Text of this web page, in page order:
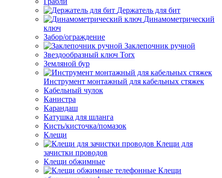
Держатель для бит
Динамометрический
ключ
Забор/ограждение
Заклепочник ручной
Звездообразный ключ Torx
Земляной бур
Инструмент монтажный для кабельных стяжек
Кабельный чулок
Канистра
Карандаш
Катушка для шланга
Кисть/кисточка/помазок
Клещи
Клещи для
зачистки проводов
Клещи обжимные
Клещи